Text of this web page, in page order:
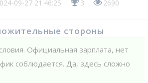
09-27 21:46:25 3 2690
стороны
Официальная зарплата, нет
соблюдается. Да, здесь сложно